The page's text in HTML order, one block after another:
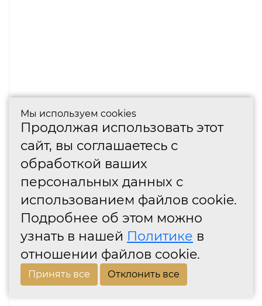
Мы используем cookies
Продолжая использовать этот
сайт, вы соглашаетесь с
обработкой ваших
персональных данных с
использованием файлов cookie.
Подробнее об этом можно
узнать в нашей Политике в
отношении файлов cookie.
Принять все Отклонить все